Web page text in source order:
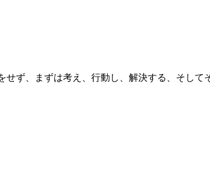
ず、まずは考え、行動し、解決する、そして